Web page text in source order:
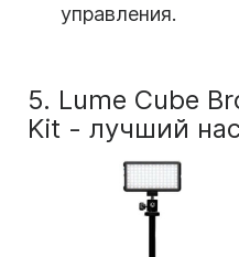
управления.
5. Lume Cube
Kit - лучший